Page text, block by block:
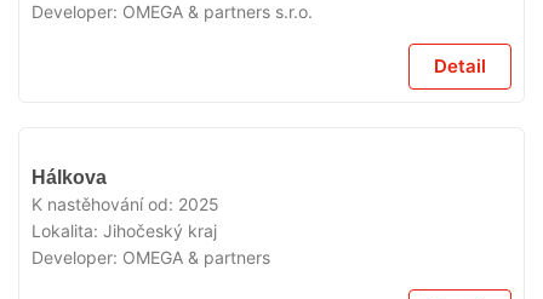
Developer: OMEGA & partners s.r.o.
Detail
Hálkova
K nastěhování od: 2025
Lokalita: Jihočeský kraj
Developer: OMEGA & partners